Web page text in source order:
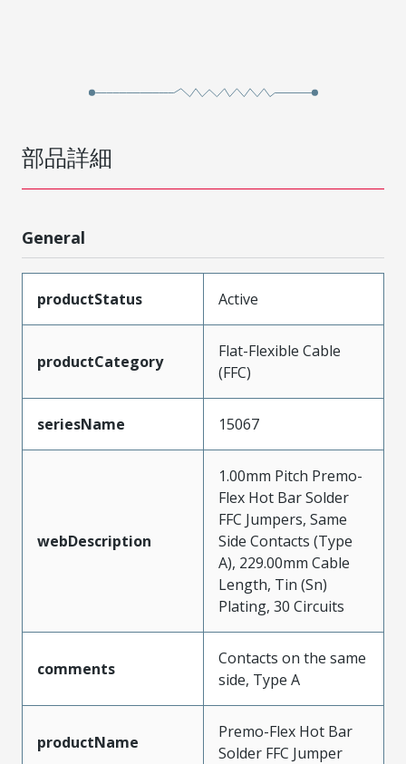
部品詳細
General
productStatus Active
productCategory
Flat-Flexible Cable
(FFC)
seriesName 15067
webDescription
1.00mm Pitch Premo-
Flex Hot Bar Solder
FFC Jumpers, Same
Side Contacts (Type
A), 229.00mm Cable
Length, Tin (Sn)
Plating, 30 Circuits
comments
Contacts on the same
side, Type A
productName
Premo-Flex Hot Bar
Solder FFC Jumper